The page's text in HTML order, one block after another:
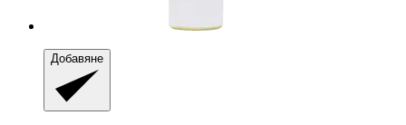
Добавяне